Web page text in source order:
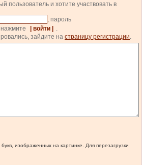
пользователь и хотите участвовать в
, пароль
| войти |
.
зайдите на страницу регистрации.
изображенных на картинке. Для перезагрузки